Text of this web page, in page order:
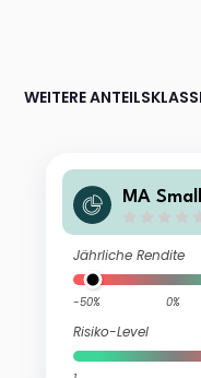
WEITERE
MA
Jährliche Rendite
-50% 0%
Risiko-Level